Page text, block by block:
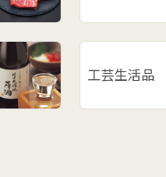
工芸生活品